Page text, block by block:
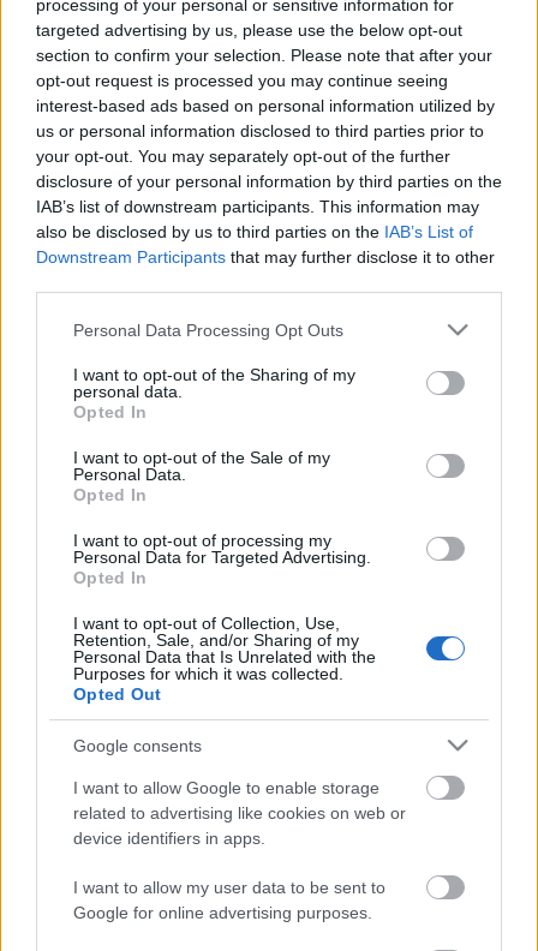
processing of your personal or sensitive information for
targeted advertising by us, please use the below opt-out
section to confirm your selection. Please note that after your
opt-out request is processed you may continue seeing
interest-based ads based on personal information utilized by
us or personal information disclosed to third parties prior to
your opt-out. You may separately opt-out of the further
disclosure of your personal information by third parties on the
IAB’s list of downstream participants. This information may
also be disclosed by us to third parties on the IAB’s List of
Downstream Participants that may further disclose it to other
Please note that this website/app uses one or more Google
not limited to your visit or usage behaviour. You may click to
grant or deny consent to Google and its third-party tags to
use your data for below specified purposes in below Google
consent section.
Personal Data Processing Opt Outs
I want to opt-out of the Sharing of my
personal data.
Opted In
I want to opt-out of the Sale of my
Personal Data.
Opted In
I want to opt-out of processing my
Personal Data for Targeted Advertising.
Opted In
I want to opt-out of Collection, Use,
Retention, Sale, and/or Sharing of my
Personal Data that Is Unrelated with the
Purposes for which it was collected.
Opted Out
Google consents
I want to allow Google to enable storage
related to advertising like cookies on web or
device identifiers in apps.
I want to allow my user data to be sent to
Google for online advertising purposes.
során közel nyolcvan produkcióban szerepelt,
közülük 19-ben elmaradhatatlan társával, Terence
Hillel (polgári nevén Mario Girotti).
A közelgő évforduló és Bud Spencer-Terence Hill
legendás kettőse előtt tisztelegve június 15-én
pénteken emlékprogramot rendeznek a budapesti
Pólus Mozi legnagyobb termében. 18 órától egyszeri
alkalommal levetítikAz ördög jobb és bal kezecímű
filmet, digitálisan felújított kópiáról, Bujtor István és
Emlékzenekar ad háttérvetítéssel színesített
filmjeinek zenéit játssza az eredeti hangzást és zenei
szerkezetet követve, gyerekeknek és felnőtteknek
teljes életművét, minden korszak legismertebb
dalaiból válogatva.
A programra jegyek kaphatók aPólus Mozi
jegypénztárában és honlapján.Esemény
Facebookon.
A június 15-i emlékprogramra a forgalmazó
jóvoltából kisorsolunk 5 db. páros jegyet. Ha
szeretnél részt venni a vetítésen, írd meg kedvenc
Spencer-Hill filmed címét a
blog.filmvilag@gmail.com
címre. Sorsolás: csütörtök
délben.
Címkék:játék hír vetítés spencer-hill